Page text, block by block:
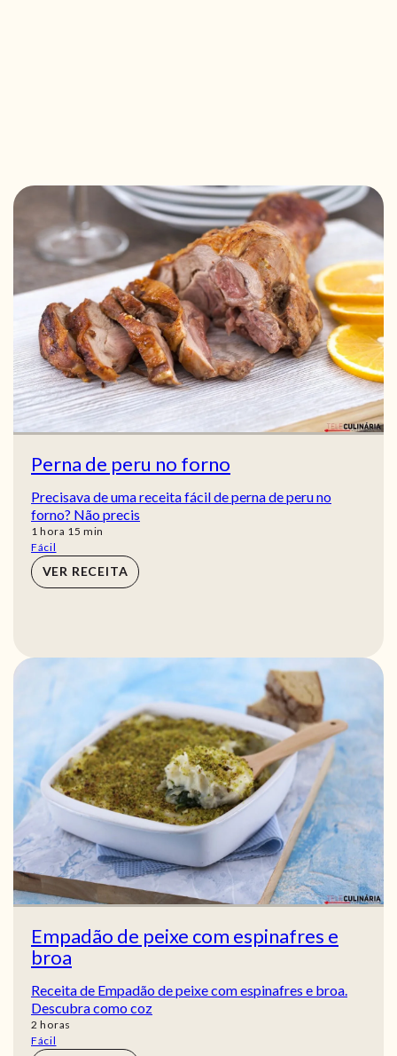
Perna de peru no forno
Precisava de uma receita fácil de perna de peru no
forno? Não precis
1 hora
hora 15 min
min
Fácil
VER RECEITA
Empadão de peixe com espinafres e
broa
Receita de Empadão de peixe com espinafres e broa.
Descubra como coz
2 horas
horas
Fácil